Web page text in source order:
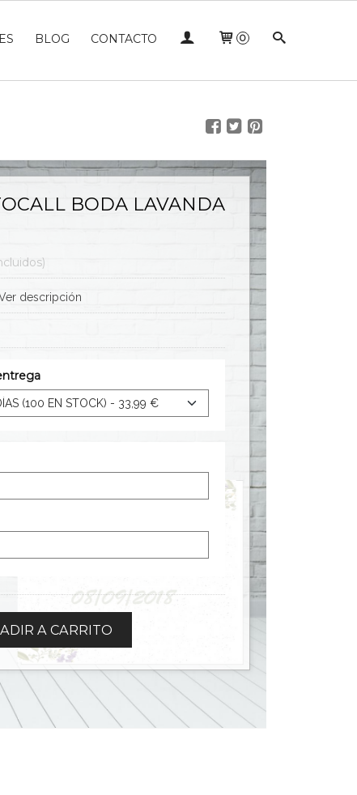
BLOG CONTACTO 0
BODA LAVANDA
descripción
A CARRITO